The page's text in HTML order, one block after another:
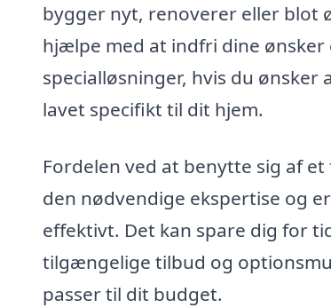
bygger nyt, renoverer eller blot
hjælpe med at indfri dine
specialløsninger, hvis du
lavet specifikt til dit hjem.
Fordelen ved at benytte sig af
den nødvendige ekspertise og
effektivt. Det kan spare dig for
tilgængelige tilbud og
passer til dit budget.